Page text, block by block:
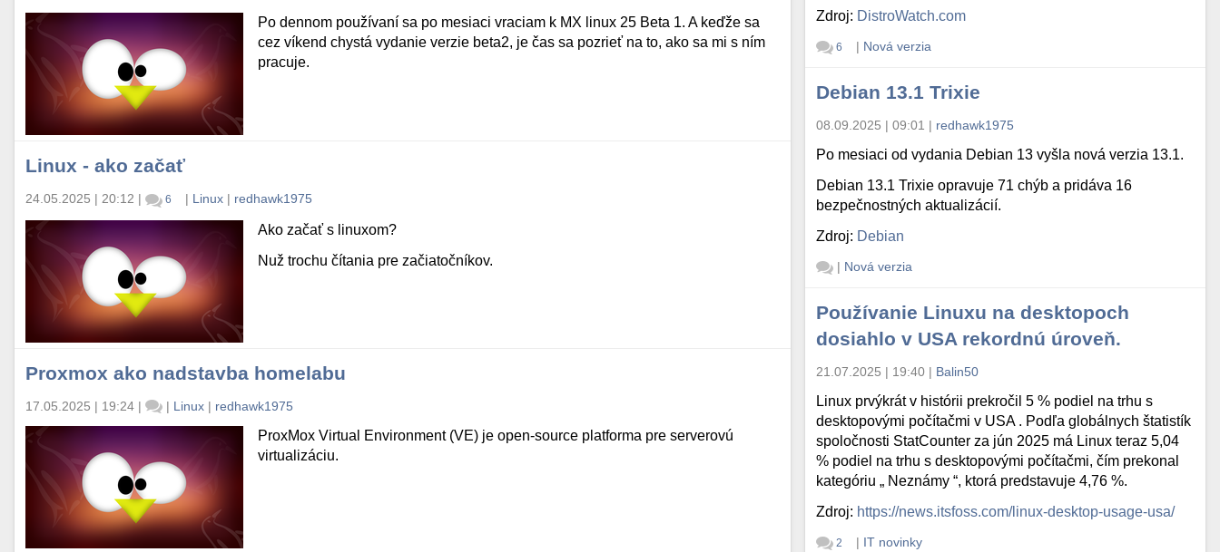
Po dennom používaní sa po mesiaci vraciam k MX linux 25 Beta 1. A keďže sa
cez víkend chystá vydanie verzie beta2, je čas sa pozrieť na to, ako sa mi s ním
pracuje.
Linux - ako začať
24.05.2025 | 20:12 | 6 | Linux| redhawk1975
Ako začať s linuxom?
Nuž trochu čítania pre začiatočníkov.
Proxmox ako nadstavba homelabu
17.05.2025 | 19:24 | | Linux | redhawk1975
ProxMox Virtual Environment (VE) je open-source platforma pre serverovú
virtualizáciu.
Zdroj: DistroWatch.com
6 | Nová verzia
Debian 13.1 Trixie
08.09.2025 | 09:01 | redhawk1975
Po mesiaci od vydania Debian 13 vyšla nová verzia 13.1.
Debian 13.1 Trixie opravuje 71 chýb a pridáva 16
bezpečnostných aktualizácií.
Zdroj: Debian
| Nová verzia
Používanie Linuxu na desktopoch
dosiahlo v USA rekordnú úroveň.
21.07.2025 | 19:40 | Balin50
Linux prvýkrát v histórii prekročil 5 % podiel na trhu s
desktopovými počítačmi v USA . Podľa globálnych štatistík
spoločnosti StatCounter za jún 2025 má Linux teraz 5,04
% podiel na trhu s desktopovými počítačmi, čím prekonal
kategóriu „ Neznámy “, ktorá predstavuje 4,76 %.
Zdroj: https://news.itsfoss.com/linux-desktop-usage-usa/
2 | IT novinky